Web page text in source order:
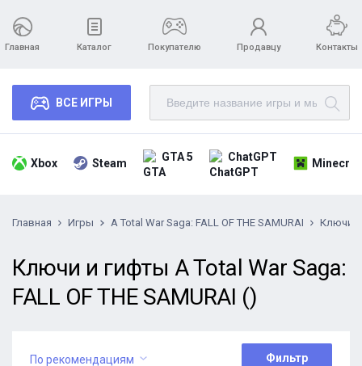
Главная Каталог Покупателю Продавцу Контакты
ВСЕ ИГРЫ
Xbox Steam GTA 5 ChatGPT
Главная Игры A Total War Saga: FALL OF THE SAMURAI Ключи
Ключи и гифты A Total War Saga:
FALL OF THE SAMURAI ()
По рекомендациям Фильтр